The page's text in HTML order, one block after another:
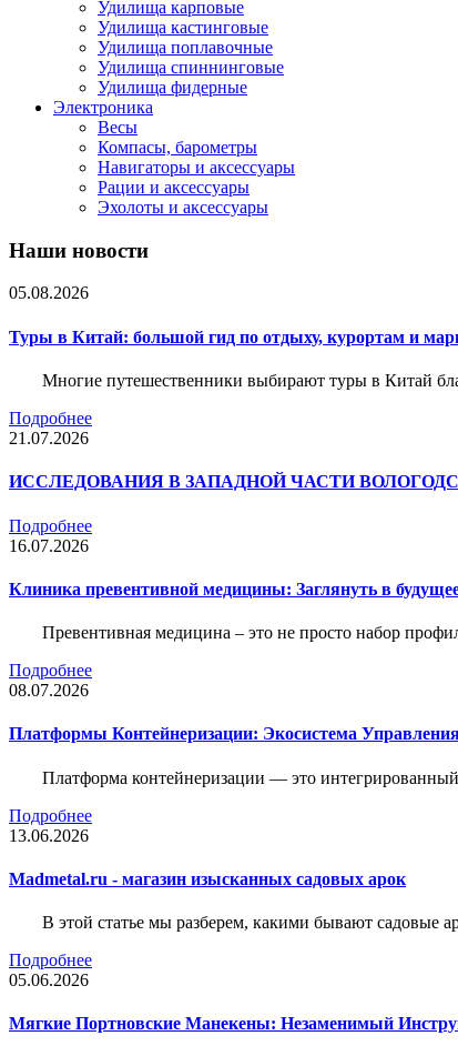
Удилища карповые
Удилища кастинговые
Удилища поплавочные
Удилища спиннинговые
Удилища фидерные
Электроника
Весы
Компасы, барометры
Навигаторы и аксессуары
Рации и аксессуары
Эхолоты и аксессуары
Наши новости
05.08.2026
Туры в Китай: большой гид по отдыху, курортам и
Многие путешественники выбирают туры в Китай
Подробнее
21.07.2026
ИССЛЕДОВАНИЯ В ЗАПАДНОЙ ЧАСТИ
Подробнее
16.07.2026
Клиника превентивной медицины: Заглянуть в будущее
Превентивная медицина – это не просто набор
Подробнее
08.07.2026
Платформы Контейнеризации: Экосистема
Платформа контейнеризации — это
Подробнее
13.06.2026
Madmetal.ru - магазин изысканных садовых арок
В этой статье мы разберем, какими бывают садовые
Подробнее
05.06.2026
Мягкие Портновские Манекены: Незаменимый